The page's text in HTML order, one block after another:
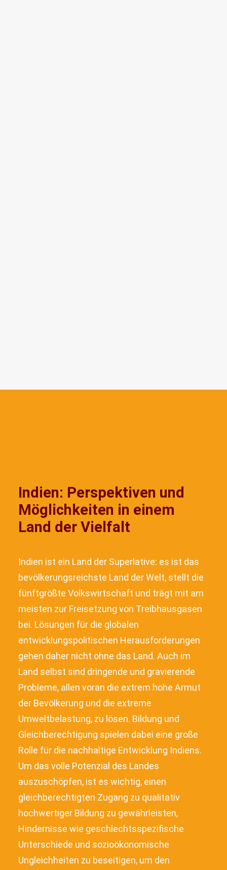
Indien: Perspektiven und
Möglichkeiten in einem
Land der Vielfalt
Indien ist ein Land der Superlative: es ist das
bevölkerungsreichste Land der Welt, stellt die
fünftgrößte Volkswirtschaft und trägt mit am
meisten zur Freisetzung von Treibhausgasen
bei. Lösungen für die globalen
entwicklungspolitischen Herausforderungen
gehen daher nicht ohne das Land. Auch im
Land selbst sind dringende und gravierende
Probleme, allen voran die extrem hohe Armut
der Bevölkerung und die extreme
Umweltbelastung, zu lösen. Bildung und
Gleichberechtigung spielen dabei eine große
Rolle für die nachhaltige Entwicklung Indiens.
Um das volle Potenzial des Landes
auszuschöpfen, ist es wichtig, einen
gleichberechtigten Zugang zu qualitativ
hochwertiger Bildung zu gewährleisten,
Hindernisse wie geschlechtsspezifische
Unterschiede und sozioökonomische
Ungleichheiten zu beseitigen, um den